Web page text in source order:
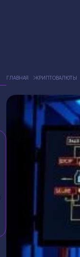
ГЛАВНАЯ КРИПТОВАЛЮТЫ